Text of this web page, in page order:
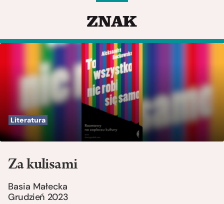
Literatura
Za kulisami
Basia Małecka
Grudzień 2023